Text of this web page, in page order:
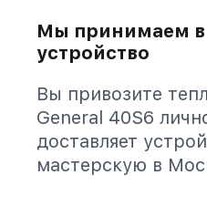
Мы принимаем в
устройство
Вы привозите
General 40S6
доставляет
мастерскую в